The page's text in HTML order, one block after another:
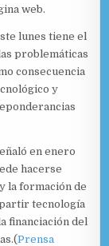
web.
lunes tiene el
problemáticas
consecuencia
y
en enero
hacerse
la formación de
tecnología
financiación del
Prensa